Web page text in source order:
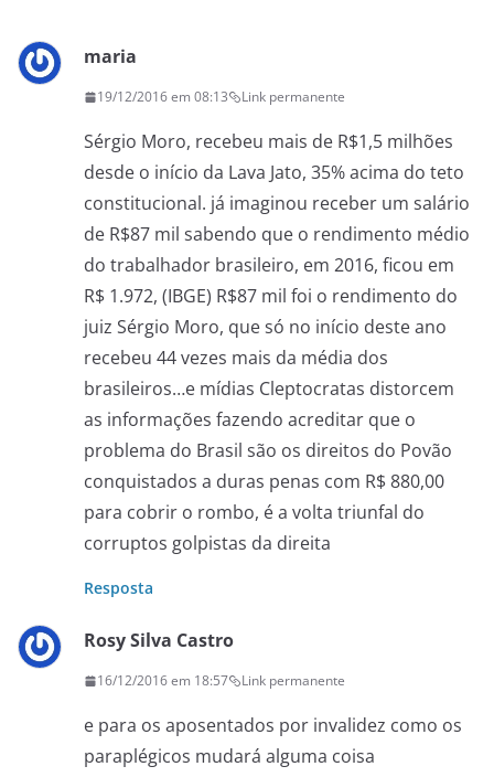
maria
19/12/2016 em 08:13 Link permanente
Sérgio Moro, recebeu mais de R$1,5 milhões
desde o início da Lava Jato, 35% acima do teto
constitucional. já imaginou receber um salário
de R$87 mil sabendo que o rendimento médio
do trabalhador brasileiro, em 2016, ficou em
R$ 1.972, (IBGE) R$87 mil foi o rendimento do
juiz Sérgio Moro, que só no início deste ano
recebeu 44 vezes mais da média dos
brasileiros…e mídias Cleptocratas distorcem
as informações fazendo acreditar que o
problema do Brasil são os direitos do Povão
conquistados a duras penas com R$ 880,00
para cobrir o rombo, é a volta triunfal do
corruptos golpistas da direita
Resposta
Rosy Silva Castro
16/12/2016 em 18:57 Link permanente
e para os aposentados por invalidez como os
paraplégicos mudará alguma coisa